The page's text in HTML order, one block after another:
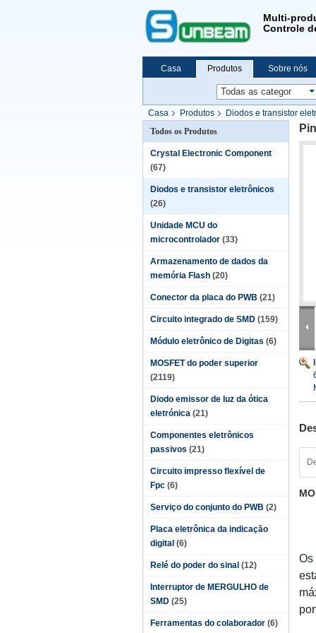
Multi-
Controle
Casa Produtos Sobre nós
Casa Produtos Diodos e transistor
Todos os Produtos
Crystal Electronic Component
(67)
Diodos e transistor eletrônicos
(26)
Unidade MCU do
microcontrolador (33)
Armazenamento de dados da
memória Flash (20)
Conector da placa do PWB (21)
Circuito integrado de SMD (159)
Módulo eletrônico de Digitas (6)
MOSFET do poder superior
(2119)
Diodo emissor de luz da ótica
eletrónica (21)
Componentes eletrônicos
passivos (21)
Circuito impresso flexível de
Fpc (6)
Serviço do conjunto do PWB (2)
Placa eletrônica da indicação
digital (6)
Relé do poder do sinal (12)
Interruptor de MERGULHO de
SMD (25)
Ferramentas do colaborador (6)
Os